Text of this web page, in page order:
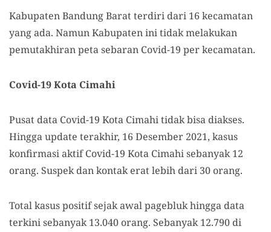
Kabupaten Bandung Barat terdiri dari 16 kecamatan
yang ada. Namun Kabupaten ini tidak melakukan
pemutakhiran peta sebaran Covid-19 per kecamatan.
Covid-19 Kota Cimahi
Pusat data Covid-19 Kota Cimahi tidak bisa diakses.
Hingga update terakhir, 16 Desember 2021, kasus
konfirmasi aktif Covid-19 Kota Cimahi sebanyak 12
orang. Suspek dan kontak erat lebih dari 30 orang.
Total kasus positif sejak awal pagebluk hingga data
terkini sebanyak 13.040 orang. Sebanyak 12.790 di